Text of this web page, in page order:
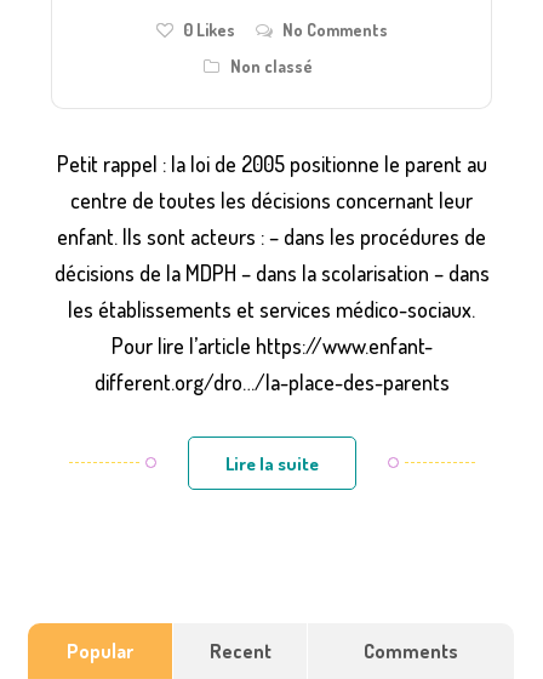
0Likes
No Comments
Non classé
Petit rappel : la loi de 2005 positionne le parent au
centre de toutes les décisions concernant leur
enfant. Ils sont acteurs : – dans les procédures de
décisions de la MDPH – dans la scolarisation – dans
les établissements et services médico-sociaux.
Pour lire l’article https://www.enfant-
different.org/dro…/la-place-des-parents
Lire la suite
Popular Recent Comments